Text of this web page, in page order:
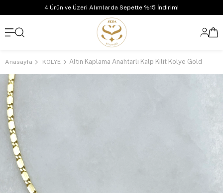
4 Ürün ve Üzeri Alımlarda Sepette %15 İndirim!
Anasayfa KOLYE Altın Kaplama Anahtarlı Kalp Kilit Kolye Gold